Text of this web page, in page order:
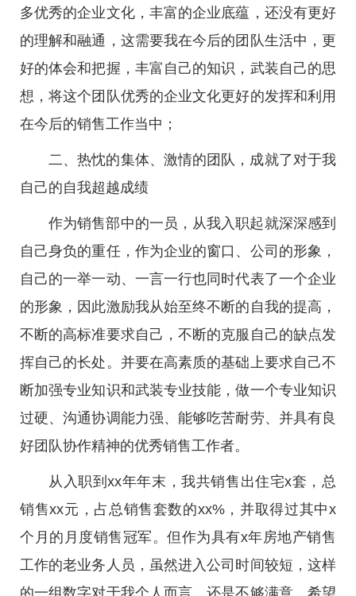
多优秀的企业文化，丰富的企业底蕴，还没有更好
的理解和融通，这需要我在今后的团队生活中，更
好的体会和把握，丰富自己的知识，武装自己的思
想，将这个团队优秀的企业文化更好的发挥和利用
在今后的销售工作当中；
二、热忱的集体、激情的团队，成就了对于我
自己的自我超越成绩
作为销售部中的一员，从我入职起就深深感到
自己身负的重任，作为企业的窗口、公司的形象，
自己的一举一动、一言一行也同时代表了一个企业
的形象，因此激励我从始至终不断的自我的提高，
不断的高标准要求自己，不断的克服自己的缺点发
挥自己的长处。并要在高素质的基础上要求自己不
断加强专业知识和武装专业技能，做一个专业知识
过硬、沟通协调能力强、能够吃苦耐劳、并具有良
好团队协作精神的优秀销售工作者。
从入职到xx年年末，我共销售出住宅x套，总
销售xx元，占总销售套数的xx%，并取得过其中x
个月的月度销售冠军。但作为具有x年房地产销售
工作的老业务人员，虽然进入公司时间较短，这样
的一组数字对于我个人而言，还是不够满意，希望